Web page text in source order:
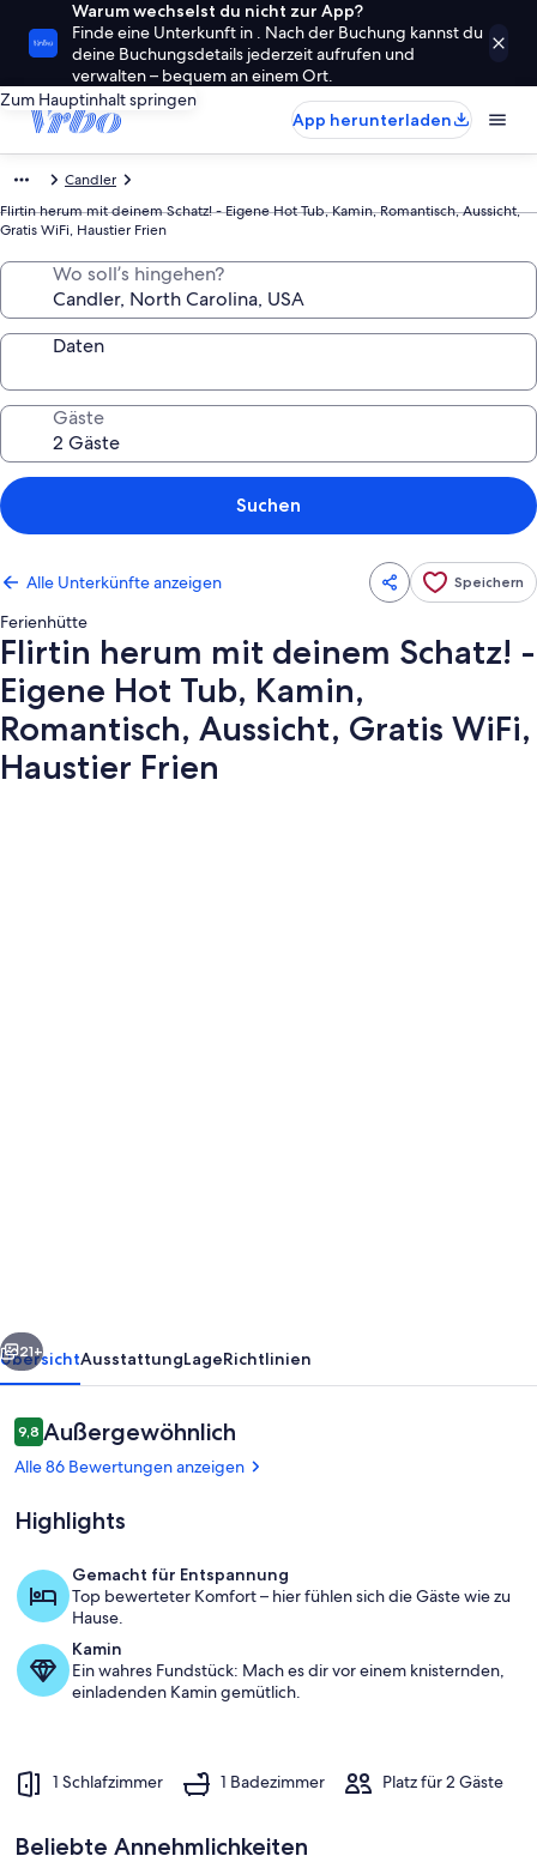
Warum wechselst du nicht zur App?
Finde eine Unterkunft in . Nach der Buchung kannst du
deine Buchungsdetails jederzeit aufrufen und
verwalten – bequem an einem Ort.
Zum Hauptinhalt springen
App herunterladen
Candler
Flirtin herum mit deinem Schatz! - Eigene Hot Tub, Kamin, Romantisch, Aussicht,
Gratis WiFi, Haustier Frien
Wo soll’s hingehen?
Daten
Gäste
Suchen
Alle Unterkünfte anzeigen Speichern
Ferienhütte
Flirtin herum mit deinem Schatz! -
Eigene Hot Tub, Kamin,
Romantisch, Aussicht, Gratis WiFi,
Haustier Frien
Eigene
Hot
Tub,
Kamin,
Aussicht,
Gratis
WiFi,
Haustier
Frien
Weiter
21+
ÜbersichtAusstattungLageRichtlinien
Bewertungen
9,89,8 von 10.
Außergewöhnlich
Alle 86 Bewertungen anzeigen
Highlights
Gemacht für Entspannung
Top bewerteter Komfort – hier fühlen sich die Gäste wie zu
Hause.
Kamin
Ein wahres Fundstück: Mach es dir vor einem knisternden,
einladenden Kamin gemütlich.
1 Schlafzimmer 1 Badezimmer Platz für 2 Gäste
Beliebte Annehmlichkeiten